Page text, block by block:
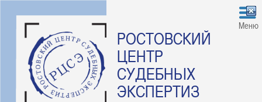
РОСТОВСКИЙ
ЦЕНТР
СУДЕБНЫХ
ЭКСПЕРТИЗ
Меню